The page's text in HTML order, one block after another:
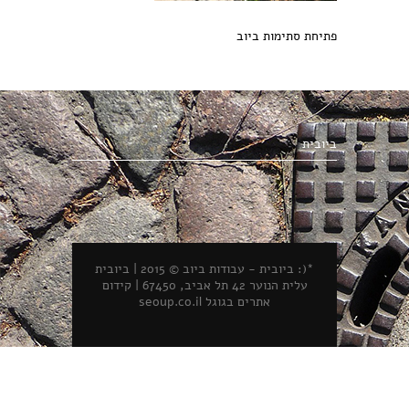
פתיחת סתימות ביוב
ביובית
*(: ביובית - עבודות ביוב © 2015 | ביובית
עלית הנוער 42 תל אביב, 67450 |
קידום
אתרים בגוגל seoup.co.il